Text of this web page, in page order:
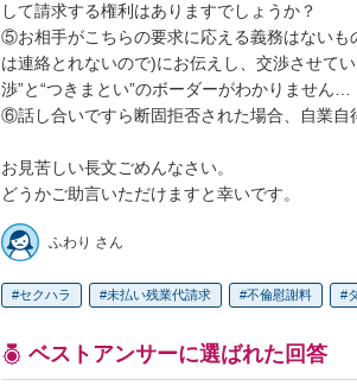
して請求する権利はありますでしょうか？
⑤お相手がこちらの要求に応える義務はないも
は連絡とれないので)にお伝えし、交渉させて
渉”と“つきまとい”のボーダーがわかりません…
⑥話し合いですら断固拒否された場合、自業自
お見苦しい長文ごめんなさい。
どうかご助言いただけますと幸いです。
ふわり さん
セクハラ 未払い残業代請求 不倫慰謝料
ベストアンサーに選ばれた回答